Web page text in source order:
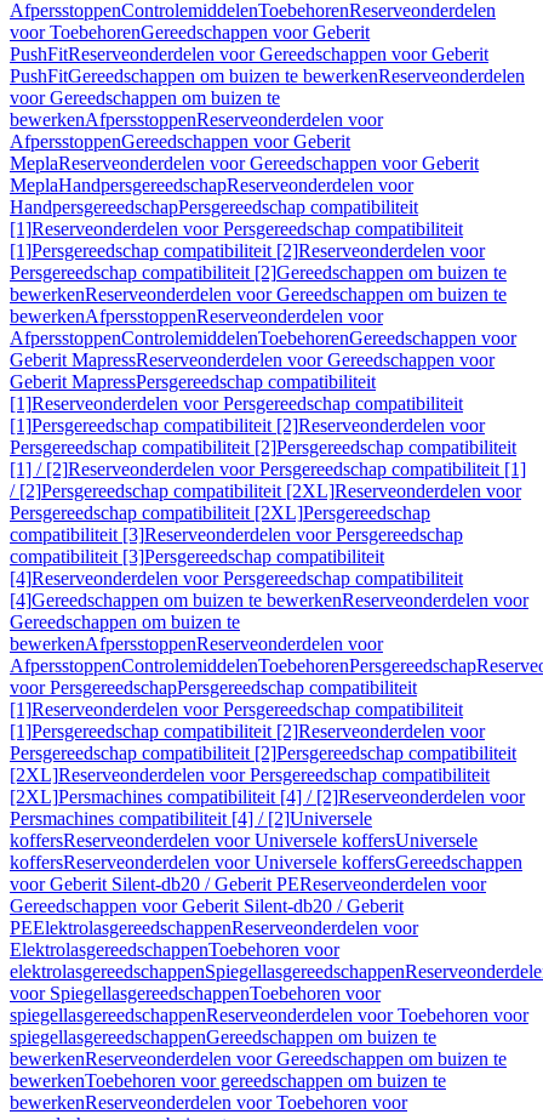
AfpersstoppenControlemiddelenToebehorenReserveonderdelen
voor ToebehorenGereedschappen voor Geberit
PushFitReserveonderdelen voor Gereedschappen voor Geberit
PushFitGereedschappen om buizen te bewerkenReserveonderdelen
voor Gereedschappen om buizen te
bewerkenAfpersstoppenReserveonderdelen voor
AfpersstoppenGereedschappen voor Geberit
MeplaReserveonderdelen voor Gereedschappen voor Geberit
MeplaHandpersgereedschapReserveonderdelen voor
HandpersgereedschapPersgereedschap compatibiliteit
[1]Reserveonderdelen voor Persgereedschap compatibiliteit
[1]Persgereedschap compatibiliteit [2]Reserveonderdelen voor
Persgereedschap compatibiliteit [2]Gereedschappen om buizen te
bewerkenReserveonderdelen voor Gereedschappen om buizen te
bewerkenAfpersstoppenReserveonderdelen voor
AfpersstoppenControlemiddelenToebehorenGereedschappen voor
Geberit MapressReserveonderdelen voor Gereedschappen voor
Geberit MapressPersgereedschap compatibiliteit
[1]Reserveonderdelen voor Persgereedschap compatibiliteit
[1]Persgereedschap compatibiliteit [2]Reserveonderdelen voor
Persgereedschap compatibiliteit [2]Persgereedschap compatibiliteit
[1] / [2]Reserveonderdelen voor Persgereedschap compatibiliteit [1]
/ [2]Persgereedschap compatibiliteit [2XL]Reserveonderdelen voor
Persgereedschap compatibiliteit [2XL]Persgereedschap
compatibiliteit [3]Reserveonderdelen voor Persgereedschap
compatibiliteit [3]Persgereedschap compatibiliteit
[4]Reserveonderdelen voor Persgereedschap compatibiliteit
[4]Gereedschappen om buizen te bewerkenReserveonderdelen voor
Gereedschappen om buizen te
bewerkenAfpersstoppenReserveonderdelen voor
AfpersstoppenControlemiddelenToebehorenPersgereedschap
voor PersgereedschapPersgereedschap compatibiliteit
[1]Reserveonderdelen voor Persgereedschap compatibiliteit
[1]Persgereedschap compatibiliteit [2]Reserveonderdelen voor
Persgereedschap compatibiliteit [2]Persgereedschap compatibiliteit
[2XL]Reserveonderdelen voor Persgereedschap compatibiliteit
[2XL]Persmachines compatibiliteit [4] / [2]Reserveonderdelen voor
Persmachines compatibiliteit [4] / [2]Universele
koffersReserveonderdelen voor Universele koffersUniversele
koffersReserveonderdelen voor Universele koffersGereedschappen
voor Geberit Silent-db20 / Geberit PEReserveonderdelen voor
Gereedschappen voor Geberit Silent-db20 / Geberit
PEElektrolasgereedschappenReserveonderdelen voor
ElektrolasgereedschappenToebehoren voor
elektrolasgereedschappenSpiegellasgereedschappen
voor SpiegellasgereedschappenToebehoren voor
spiegellasgereedschappenReserveonderdelen voor Toebehoren voor
spiegellasgereedschappenGereedschappen om buizen te
bewerkenReserveonderdelen voor Gereedschappen om buizen te
bewerkenToebehoren voor gereedschappen om buizen te
bewerkenReserveonderdelen voor Toebehoren voor